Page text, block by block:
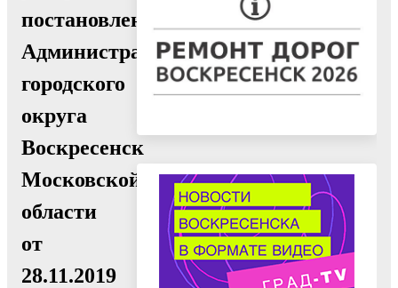
постановлением
Администрации
городского
округа
Воскресенск
Московской
области
от
28.11.2019